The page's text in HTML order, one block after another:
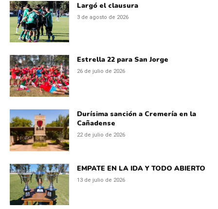
Largó el clausura
3 de agosto de 2026
Estrella 22 para San Jorge
26 de julio de 2026
Durísima sanción a Cremería en la
Cañadense
22 de julio de 2026
EMPATE EN LA IDA Y TODO ABIERTO
13 de julio de 2026